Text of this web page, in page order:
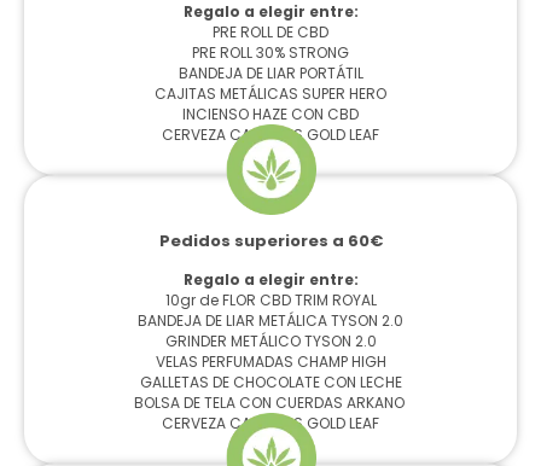
Regalo a elegir entre:
PRE ROLL DE CBD
PRE ROLL 30% STRONG
BANDEJA DE LIAR PORTÁTIL
CAJITAS METÁLICAS SUPER HERO
INCIENSO HAZE CON CBD
CERVEZA CANNABIS GOLD LEAF
Pedidos superiores a 60€
Regalo a elegir entre:
10gr de FLOR CBD TRIM ROYAL
BANDEJA DE LIAR METÁLICA TYSON 2.0
GRINDER METÁLICO TYSON 2.0
VELAS PERFUMADAS CHAMP HIGH
GALLETAS DE CHOCOLATE CON LECHE
BOLSA DE TELA CON CUERDAS ARKANO
CERVEZA CANNABIS GOLD LEAF